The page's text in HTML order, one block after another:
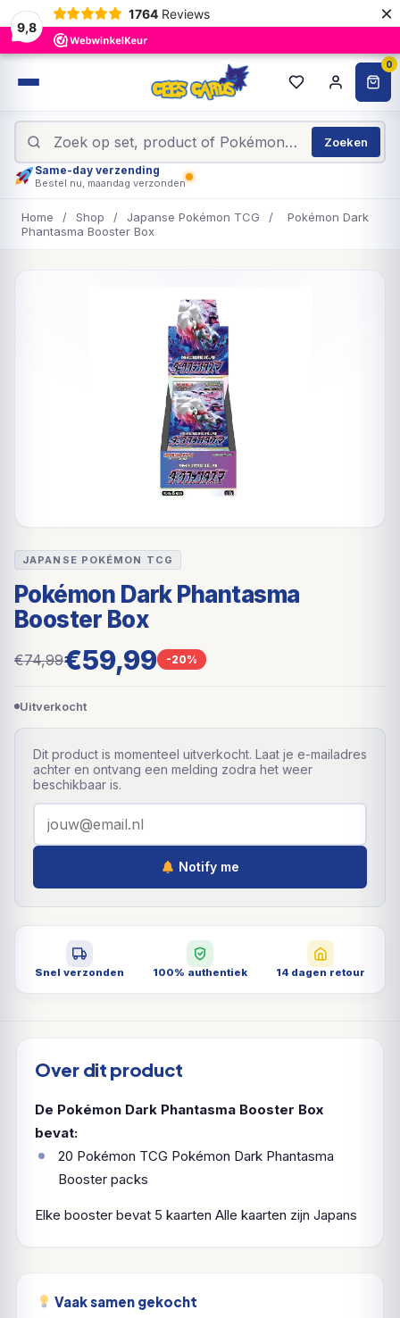
9,8
1764 Reviews ×
0
Zoeken
Same-day verzending
Bestel nu, maandag verzonden
Home / Shop / Japanse Pokémon TCG /
Pokémon Dark
Phantasma Booster Box
JAPANSE POKÉMON TCG
Pokémon Dark Phantasma
Booster Box
€74,99€59,99 -20%
Uitverkocht
Dit product is momenteel uitverkocht. Laat je e-mailadres
achter en ontvang een melding zodra het weer
beschikbaar is.
Notify me
Snel verzonden 100% authentiek 14 dagen retour
Over dit product
De Pokémon Dark Phantasma Booster Box
bevat:
20 Pokémon TCG Pokémon Dark Phantasma
Booster packs
Elke booster bevat 5 kaarten Alle kaarten zijn Japans
Vaak samen gekocht